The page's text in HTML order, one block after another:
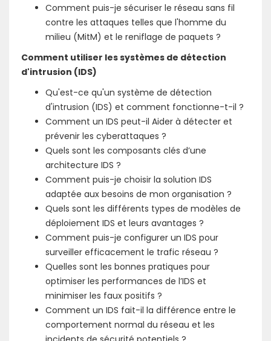
Comment puis-je sécuriser le réseau sans fil
contre les attaques telles que l'homme du
milieu (MitM) et le reniflage de paquets ?
Comment utiliser les systèmes de détection
d'intrusion (IDS)
Qu'est-ce qu'un système de détection
d'intrusion (IDS) et comment fonctionne-t-il ?
Comment un IDS peut-il Aider à détecter et
prévenir les cyberattaques ?
Quels sont les composants clés d’une
architecture IDS ?
Comment puis-je choisir la solution IDS
adaptée aux besoins de mon organisation ?
Quels sont les différents types de modèles de
déploiement IDS et leurs avantages ?
Comment puis-je configurer un IDS pour
surveiller efficacement le trafic réseau ?
Quelles sont les bonnes pratiques pour
optimiser les performances de l’IDS et
minimiser les faux positifs ?
Comment un IDS fait-il la différence entre le
comportement normal du réseau et les